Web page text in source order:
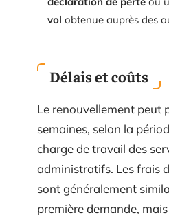
vol obtenue auprès des
Délais et coûts
Le renouvellement peut
semaines, selon la
charge de travail des
administratifs. Les frais
sont généralement
première demande,